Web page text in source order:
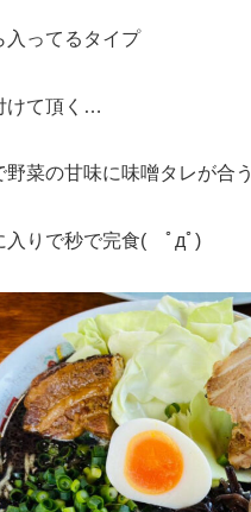
入ってるタイプ
けて頂く…
野菜の甘味に味噌タレが合う
入りで秒で完食( ﾟдﾟ)